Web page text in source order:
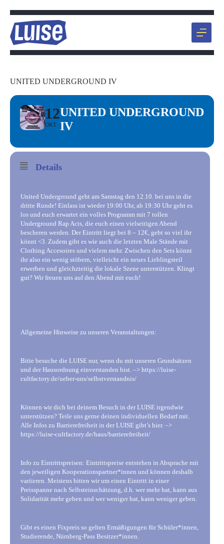
Zum
Inhalt
springen
UNITED UNDERGROUND IV
12
OKT
UNITED UNDERGROUND
IV
Details
United Underground geht am Samstag den 12.10. bei uns in die
dritte Runde! Einlass ist wieder 19:00 Uhr, ab 19:30 Uhr geht es
los und euch erwartet ein volles Programm mit 7 tollen
Underground Rap Acts, die euch einen vielseitigen Abend
bescheren werden. Der Eintritt liegt bei 8 – 12€, gebt so viel ihr
könnt <3. Zudem gibt es wie auch die letzten Male Stände mit
Clothing Accesoires und vielem mehr. Zwischen den Sets könnt
ihr also ein wenig stöbern, vielleicht ein neues Lieblingsteil
erwerben und gleichzteitig die lokale Szene unterstützen. Klingt
gut? Wir freuen uns auf den Abend mit euch!
Allgemeine Hinweise zu unseren Veranstaltungen:
Bitte besuche die LUISE nur, wenn du mit unseren Grundsätzen
und der Hausordnung einverstanden bist. –> https://luise-
cultfactory.de/ueber-uns/selbstverstandnis/
Können wir dich bei deinem Besuch in der LUISE irgendwie
unterstützen? Teile uns gerne deinen individuellen Bedarf mit.
Alle Infos zu Barrierefreiheit in der LUISE gibt’s hier. –>
https://luise-cultfactory.de/haus/barrierefreiheit/
Info zu Eintrittspreisen: Eintrittspreise entstehen in Absprache mit
den jeweiligen Kooperationspartner*innen und können deshalb
variieren. Meistens bitten wir um einen Eintritt in einer
Preisspanne nach Selbsteinschätzung, d.h. wer mehr hat, kann aus
Solidarität mehr geben und wer weniger hat, kann weniger geben.
Gibt es einen Fixpreis so gelten Ermäßigungen für Schüler*innen,
Studierende, Nürnberg-Pass Besitzer*innen.